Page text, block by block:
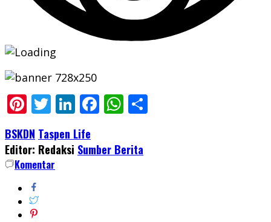
Pinterest
Twitter
LinkedIn
Facebook
WhatsApp
BSKDN Taspen Life
Editor: Redaksi Sumber Berita
Komentar